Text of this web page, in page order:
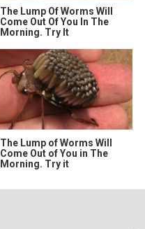
The Lump Of Worms Will
Come Out Of You In The
Morning. Try It
The Lump of Worms Will
Come Out of You in The
Morning. Try it